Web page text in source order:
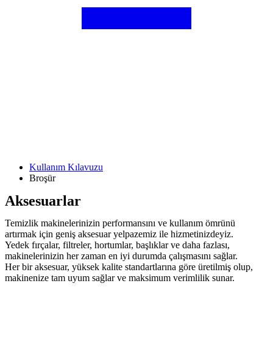
Kullanım Kılavuzu
Broşür
Aksesuarlar
Temizlik makinelerinizin performansını ve kullanım ömrünü
artırmak için geniş aksesuar yelpazemiz ile hizmetinizdeyiz.
Yedek fırçalar, filtreler, hortumlar, başlıklar ve daha fazlası,
makinelerinizin her zaman en iyi durumda çalışmasını sağlar.
Her bir aksesuar, yüksek kalite standartlarına göre üretilmiş olup,
makinenize tam uyum sağlar ve maksimum verimlilik sunar.